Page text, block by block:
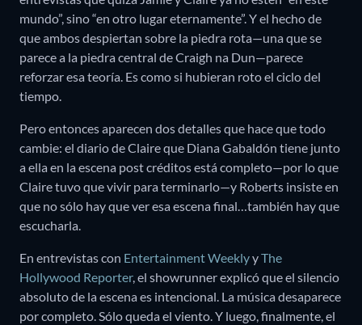
mundo”, sino “en otro lugar eternamente”. Y el hecho de
que ambos despiertan sobre la piedra rota—una que se
parece a la piedra central de Craigh na Dun—parece
reforzar esa teoría. Es como si hubieran roto el ciclo del
tiempo.
Pero entonces aparecen dos detalles que hace que todo
cambie: el diario de Claire que Diana Gabaldón tiene junto
a ella en la escena post créditos está completo—por lo que
Claire tuvo que vivir para terminarlo—y Roberts insiste en
que no sólo hay que ver esa escena final…también hay que
escucharla.
En entrevistas con Entertainment WeeklyyThe
Hollywood Reporter, el showrunner explicó que el silencio
absoluto de la escena es intencional. La música desaparece
por completo. Sólo queda el viento. Y luego, finalmente, el